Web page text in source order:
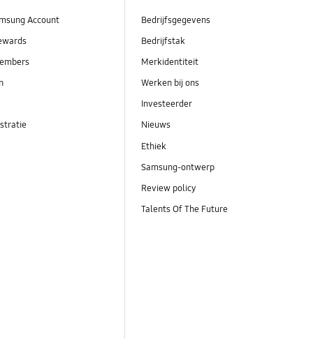
Account
Bedrijfsgegevens
Bedrijfstak
Merkidentiteit
Werken bij ons
Investeerder
Nieuws
Ethiek
Samsung-ontwerp
Review policy
Talents Of The Future